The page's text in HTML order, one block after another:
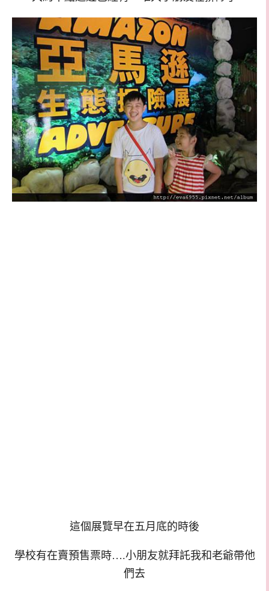
這個展覽早在五月底的時後
學校有在賣預售票時….小朋友就拜託我和老爺帶他
們去